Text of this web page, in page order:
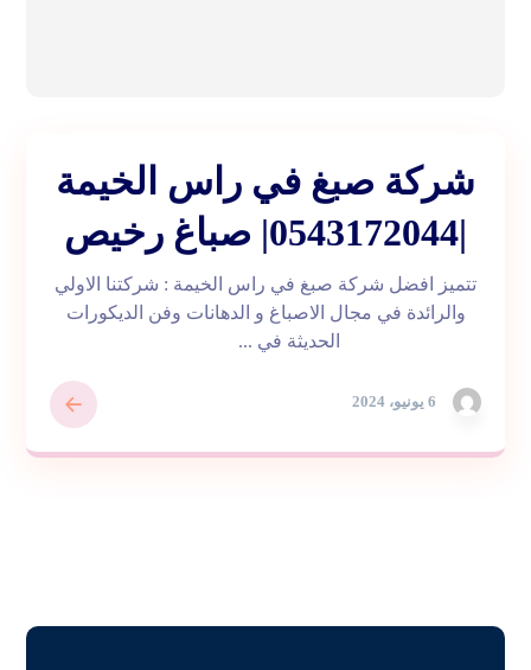
شركة صبغ في راس الخيمة
|0543172044| صباغ رخيص
6 يونيو، 2024
تتميز افضل شركة صبغ في راس الخيمة : شركتنا الاولي
والرائدة في مجال الاصباغ و الدهانات وفن الديكورات
الحديثة في ...